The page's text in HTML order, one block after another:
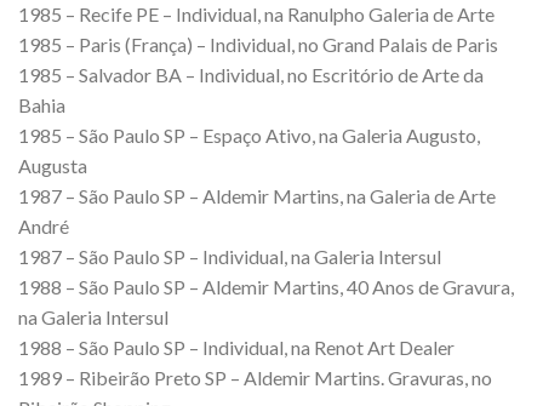
1985 – Recife PE – Individual, na Ranulpho Galeria de Arte
1985 – Paris (França) – Individual, no Grand Palais de Paris
1985 – Salvador BA – Individual, no Escritório de Arte da
Bahia
1985 – São Paulo SP – Espaço Ativo, na Galeria Augusto,
Augusta
1987 – São Paulo SP – Aldemir Martins, na Galeria de Arte
André
1987 – São Paulo SP – Individual, na Galeria Intersul
1988 – São Paulo SP – Aldemir Martins, 40 Anos de Gravura,
na Galeria Intersul
1988 – São Paulo SP – Individual, na Renot Art Dealer
1989 – Ribeirão Preto SP – Aldemir Martins. Gravuras, no